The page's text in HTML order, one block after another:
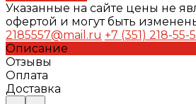
Указанные на сайте цены не
офертой и могут быть
2185557@mail.ru +7 (351) 218-55-
Описание
Отзывы
Оплата
Доставка